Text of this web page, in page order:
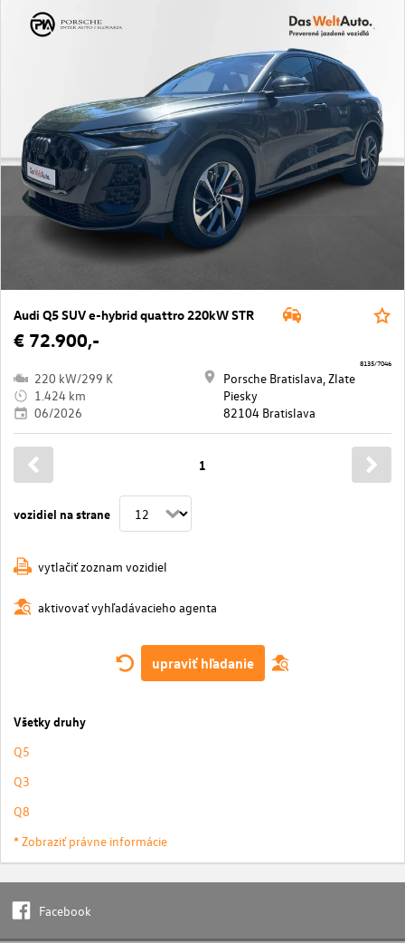
Audi Q5 SUV e-hybrid quattro 220kW STR
€ 72.900,-
220 kW/299 K
1.424 km
06/2026
Porsche Bratislava, Zlate
Piesky
82104 Bratislava
8135/7046
vozidiel na strane
1
vytlačiť zoznam vozidiel
aktivovať vyhľadávacieho agenta
upraviť hľadanie
Všetky druhy
Q5
Q3
Q8
* Zobraziť právne informácie
Facebook